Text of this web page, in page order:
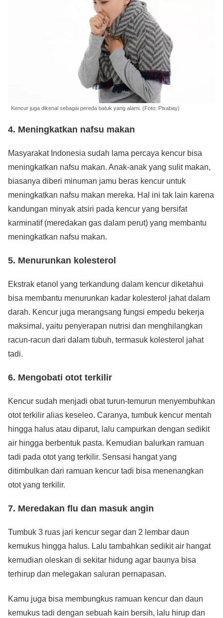
Kencur juga dikenal sebagai pereda batuk yang alami. (Foto: Pixabay)
4. Meningkatkan nafsu makan
Masyarakat Indonesia sudah lama percaya kencur bisa
meningkatkan nafsu makan. Anak-anak yang sulit makan,
biasanya diberi minuman jamu beras kencur untuk
meningkatkan nafsu makan mereka. Hal ini tak lain karena
kandungan minyak atsiri pada kencur yang bersifat
karminatif (meredakan gas dalam perut) yang membantu
meningkatkan nafsu makan.
5. Menurunkan kolesterol
Ekstrak etanol yang terkandung dalam kencur diketahui
bisa membantu menurunkan kadar kolesterol jahat dalam
darah. Kencur juga merangsang fungsi empedu bekerja
maksimal, yaitu penyerapan nutrisi dan menghilangkan
racun-racun dari dalam tubuh, termasuk kolesterol jahat
tadi.
6. Mengobati otot terkilir
Kencur sudah menjadi obat turun-temurun menyembuhkan
otot terkilir alias keseleo. Caranya, tumbuk kencur mentah
hingga halus atau diparut, lalu campurkan dengan sedikit
air hingga berbentuk pasta. Kemudian balurkan ramuan
tadi pada otot yang terkilir. Sensasi hangat yang
ditimbulkan dari ramuan kencur tadi bisa menenangkan
otot yang terkilir.
7. Meredakan flu dan masuk angin
Tumbuk 3 ruas jari kencur segar dan 2 lembar daun
kemukus hingga halus. Lalu tambahkan sedikit air hangat
kemudian oleskan di sekitar hidung agar baunya bisa
terhirup dan melegakan saluran pernapasan.
Kamu juga bisa membungkus ramuan kencur dan daun
kemukus tadi dengan sebuah kain bersih, lalu hirup dan